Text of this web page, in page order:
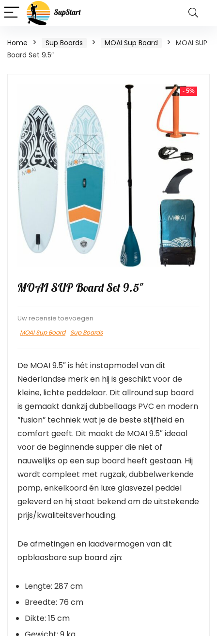
Home Sup Boards MOAI Sup Board
MOAI SUP
Board Set 9.5″
- 5%
MOAI SUP Board Set 9.5″
Uw recensie toevoegen
MOAI Sup Board
Sup Boards
De MOAI 9.5″ is hét instapmodel van dit
Nederlandse merk en hij is geschikt voor de
kleine, lichte peddelaar. Dit allround sup board
is gemaakt dankzij dubbellaags PVC en modern
“fusion” techniek wat je de beste stijfheid en
comfort geeft. Dit maakt de MOAI 9.5″ ideaal
voor de beginnende supper die niet of
nauwelijks op een sup board heeft gestaan. Hij
wordt compleet met rugzak, dubbelwerkende
pomp, enkelkoord én luxe glasvezel peddel
geleverd en hij staat bekend om de uitstekende
prijs/kwaliteitsverhouding.
De afmetingen en laadvermogen van dit
opblaasbare sup board zijn:
Lengte: 287 cm
Breedte: 76 cm
Dikte: 15 cm